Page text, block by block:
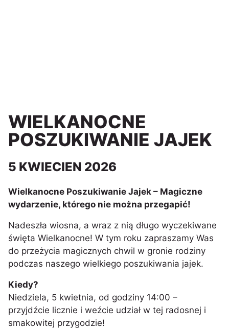
WIELKANOCNE
POSZUKIWANIE JAJEK
5 KWIECIEN 2026
Wielkanocne Poszukiwanie Jajek – Magiczne
wydarzenie, którego nie można przegapić!
Nadeszła wiosna, a wraz z nią długo wyczekiwane
święta Wielkanocne! W tym roku zapraszamy Was
do przeżycia magicznych chwil w gronie rodziny
podczas naszego wielkiego poszukiwania jajek.
Kiedy?
Niedziela, 5 kwietnia, od godziny 14:00 –
przyjdźcie licznie i weźcie udział w tej radosnej i
smakowitej przygodzie!